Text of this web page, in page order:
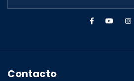
Contacto